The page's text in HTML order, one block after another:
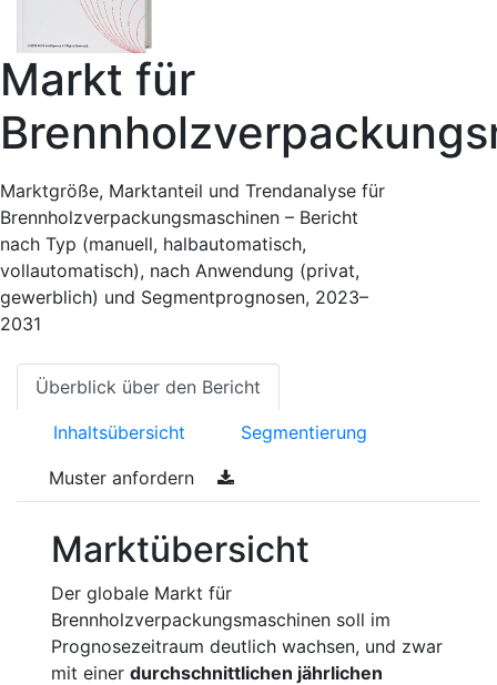
Markt für
Marktgröße, Marktanteil und Trendanalyse für
Brennholzverpackungsmaschinen – Bericht
nach Typ (manuell, halbautomatisch,
vollautomatisch), nach Anwendung (privat,
gewerblich) und Segmentprognosen, 2023–
2031
Überblick über den Bericht
Inhaltsübersicht Segmentierung
Muster anfordern
Marktübersicht
Der globale Markt für
Brennholzverpackungsmaschinen soll im
Prognosezeitraum deutlich wachsen, und zwar
mit einer durchschnittlichen jährlichen